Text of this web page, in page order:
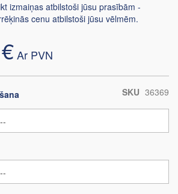
izmaiņas atbilstoši jūsu prasībām -
cenu atbilstoši jūsu vēlmēm.
SKU 36369